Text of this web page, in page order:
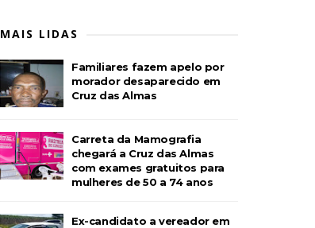
MAIS LIDAS
Familiares fazem apelo por
morador desaparecido em
Cruz das Almas
Carreta da Mamografia
chegará a Cruz das Almas
com exames gratuitos para
mulheres de 50 a 74 anos
Ex-candidato a vereador em